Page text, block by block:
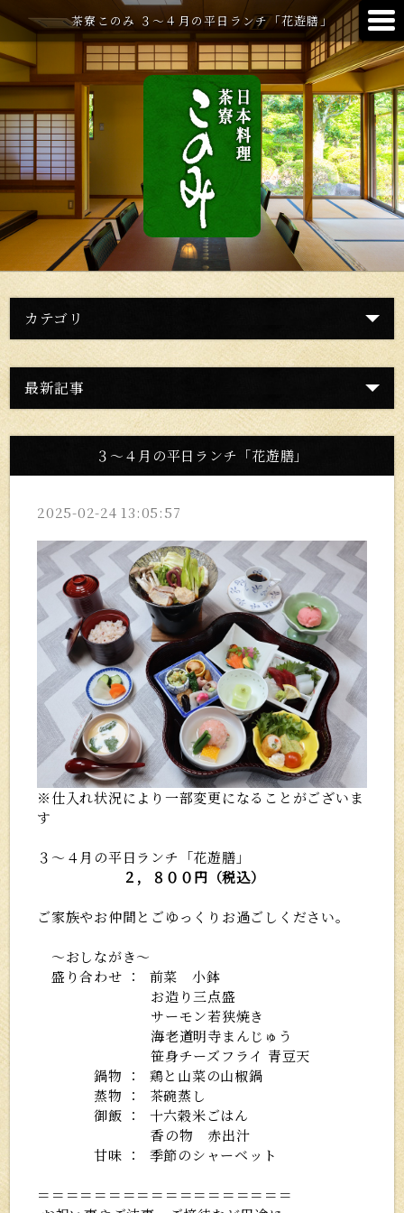
茶寮このみ ３～４月の平日ランチ「花遊膳」
カテゴリ
最新記事
３～４月の平日ランチ「花遊膳」
2025-02-24 13:05:57
※仕入れ状況により一部変更になることがございま
す
３～４月の平日ランチ「花遊膳」
２，８００円（税込）
ご家族やお仲間とごゆっくりお過ごしください。
～おしながき～
盛り合わせ ： 前菜 小鉢
お造り三点盛
サーモン若狭焼き
海老道明寺まんじゅう
笹身チーズフライ 青豆天
鍋物 ： 鶏と山菜の山椒鍋
蒸物 ： 茶碗蒸し
御飯 ： 十六穀米ごはん
香の物 赤出汁
甘味 ： 季節のシャーベット
＝＝＝＝＝＝＝＝＝＝＝＝＝＝＝＝＝＝